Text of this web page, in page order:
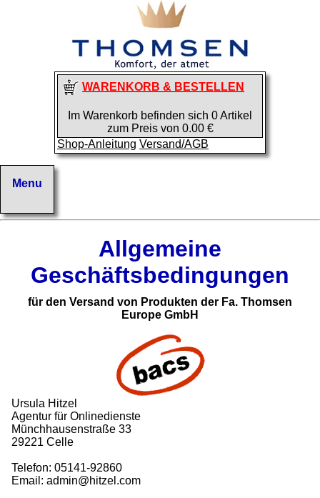
WARENKORB & BESTELLEN
Im Warenkorb befinden sich 0 Artikel
zum Preis von 0.00 €
Shop-Anleitung Versand/AGB
Allgemeine
Geschäftsbedingungen
für den Versand von Produkten der Fa. Thomsen
Europe GmbH
Ursula Hitzel
Agentur für Onlinedienste
Münchhausenstraße 33
29221 Celle
Telefon: 05141-92860
Email: admin@hitzel.com